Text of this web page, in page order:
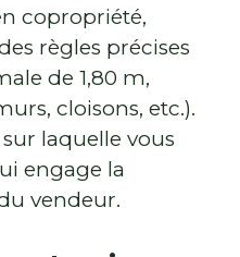
copropriété,
règles précises
de 1,80 m,
cloisons, etc.).
sur laquelle vous
engage la
vendeur.